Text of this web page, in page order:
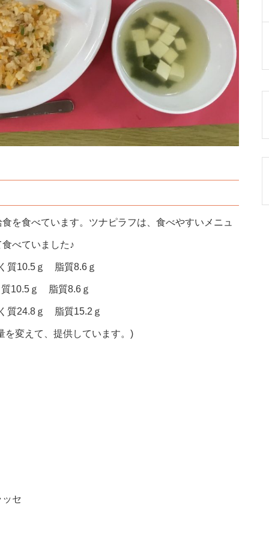
を食べています。ツナピラフは、食べやすいメニュ
べていました♪
質10.5ｇ 脂質8.6ｇ
10.5ｇ 脂質8.6ｇ
質24.8ｇ 脂質15.2ｇ
を変えて、提供しています。)
セ